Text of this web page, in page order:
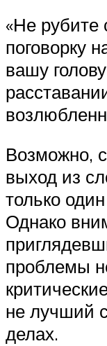
«Не рубите
поговорку
вашу
Возможно,
выход из
только
Однако
проблемы
не лучший
делах.